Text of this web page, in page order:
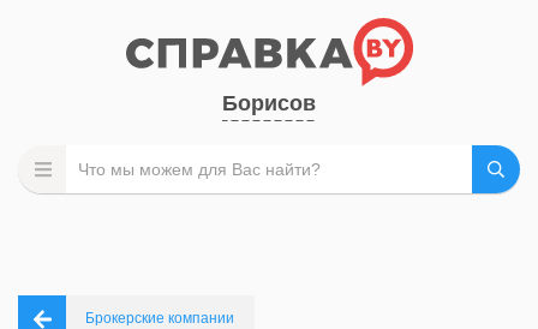
Борисов
Брокерские компании